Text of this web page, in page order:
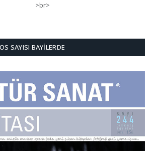
>br>
SAYISI BAYILERDE